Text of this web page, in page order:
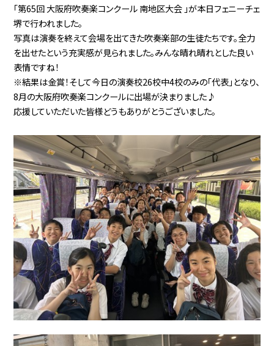
「第65回 大阪府吹奏楽コンクール 南地区大会 」が本日フェニーチェ
堺で行われました。
写真は演奏を終えて会場を出てきた吹奏楽部の生徒たちです。全力
を出せたという充実感が見られました。みんな晴れ晴れとした良い
表情ですね！
※結果は金賞！そして今日の演奏校26校中4校のみの「代表」となり、
8月の大阪府吹奏楽コンクールに出場が決まりました♪
応援していただいた皆様どうもありがとうございました。